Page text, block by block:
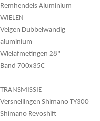
Remhendels Aluminium
WIELEN
Velgen Dubbelwandig
aluminium
Wielafmetingen 28"
Band 700x35C
TRANSMISSIE
Versnellingen Shimano TY300
Shimano Revoshift